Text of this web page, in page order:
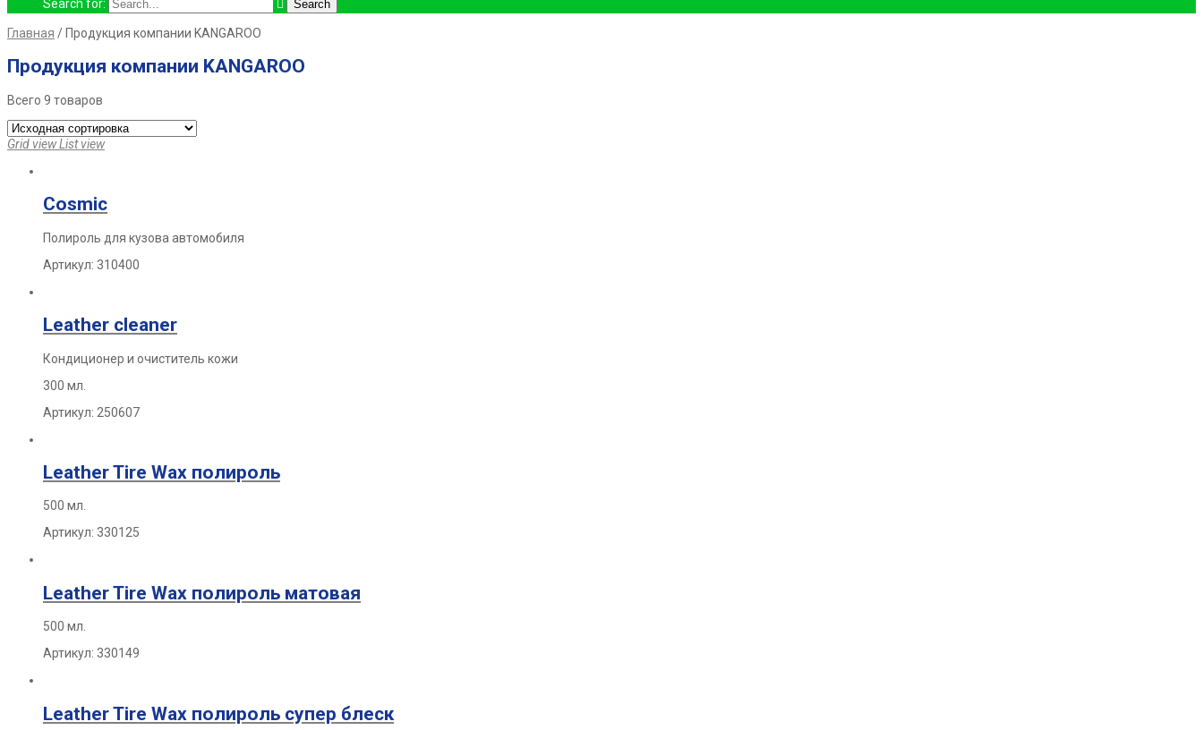
Search for:
Главная / Продукция компании KANGAROO
Продукция компании KANGAROO
Всего 9 товаров
Grid viewList view
Cosmic
Полироль для кузова автомобиля
Артикул: 310400
Leather cleaner
Кондиционер и очиститель кожи
300 мл.
Артикул: 250607
Leather Tire Wax полироль
500 мл.
Артикул: 330125
Leather Tire Wax полироль матовая
500 мл.
Артикул: 330149
Leather Tire Wax полироль супер блеск